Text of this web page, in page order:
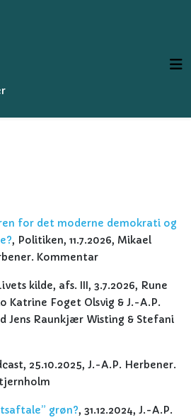
for det moderne demokrati og
, Politiken, 11.7.2026, Mikael
Kommentar
kilde, afs. III, 3.7.2026, Rune
Katrine Foget Olsvig & J.-A.P.
Jens Raunkjær Wisting & Stefani
25.10.2025, J.-A.P. Herbener.
grøn?, 31.12.2024, J.-A.P.